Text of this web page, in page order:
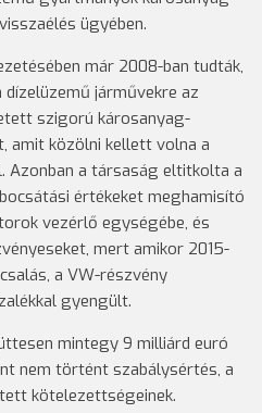
ügyében.
már 2008-ban tudták,
járművekre az
szigorú károsanyag-
amit közölni kellett volna a
Azonban a társaság eltitkolta a
értékeket meghamisító
vezérlő egységébe, és
mert amikor 2015-
a VW-részvény
gyengült.
mintegy 9 milliárd euró
nem történt szabálysértés, a
kötelezettségeinek.